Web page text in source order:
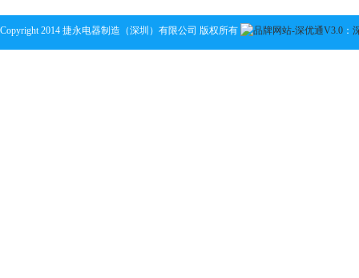
Copyright 2014 捷永电器制造（深圳）有限公司 版权所有 ：